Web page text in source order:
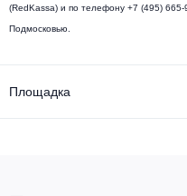
(RedKassa) и по телефону +7 (495)
Подмосковью.
Площадка